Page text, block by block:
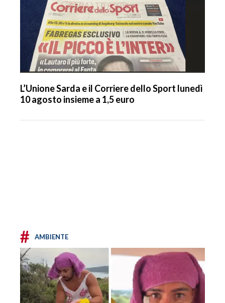
L’Unione Sarda e il Corriere dello Sport lunedì
10 agosto insieme a 1,5 euro
# AMBIENTE